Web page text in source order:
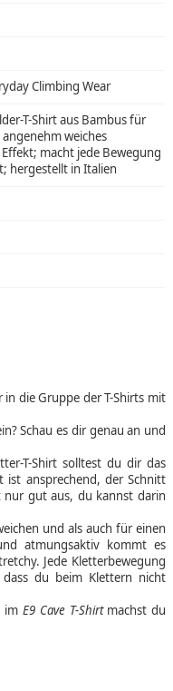
Climbing Wear
T-Shirt aus Bambus für
weiches
macht jede Bewegung
hergestellt in Italien
die Gruppe der T-Shirts mit
Schau es dir genau an und
T-Shirt solltest du dir das
ist ansprechend, der Schnitt
nur gut aus, du kannst darin
und als auch für einen
atmungsaktiv kommt es
Jede Kletterbewegung
du beim Klettern nicht
imE9 Cave T-Shirtmachst du